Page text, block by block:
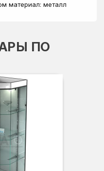
материал: металл
ПО